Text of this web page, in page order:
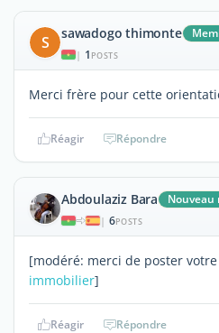
S sawadogo thimonte
| 1 POSTS
Merci frère pour cette
Réagir Répondre
Abdoulaziz Bara Nouveau
| 6POSTS
[modéré: merci de poster
immobilier]
Réagir Répondre